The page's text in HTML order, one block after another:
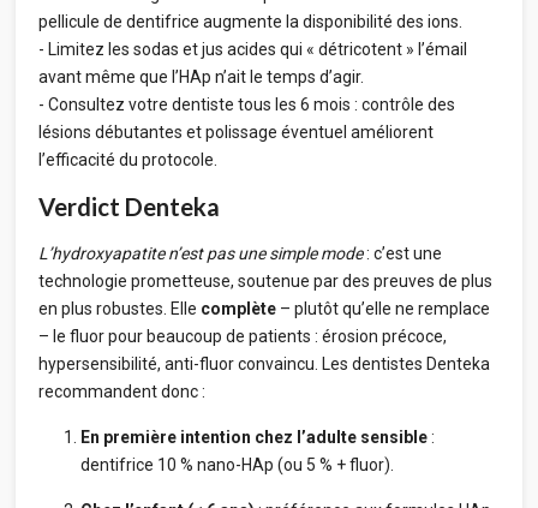
pellicule de dentifrice augmente la disponibilité des ions.
- Limitez les sodas et jus acides qui « détricotent » l’émail
avant même que l’HAp n’ait le temps d’agir.
- Consultez votre dentiste tous les 6 mois : contrôle des
lésions débutantes et polissage éventuel améliorent
l’efficacité du protocole.
Verdict Denteka
L’hydroxyapatite n’est pas une simple mode: c’est une
technologie prometteuse, soutenue par des preuves de plus
en plus robustes. Elle complète – plutôt qu’elle ne remplace
– le fluor pour beaucoup de patients : érosion précoce,
hypersensibilité, anti-fluor convaincu. Les dentistes Denteka
recommandent donc :
En première intention chez l’adulte sensible:
dentifrice 10 % nano-HAp (ou 5 % + fluor).